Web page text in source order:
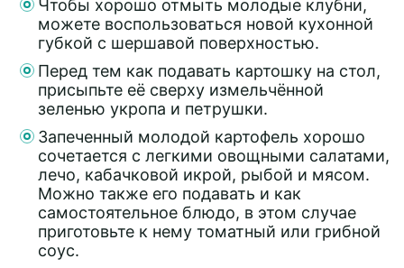
Чтобы хорошо отмыть молодые клубни,
можете воспользоваться новой кухонной
губкой с шершавой поверхностью.
Перед тем как подавать картошку на стол,
присыпьте её сверху измельчённой
зеленью укропа и петрушки.
Запеченный молодой картофель хорошо
сочетается с легкими овощными салатами,
лечо, кабачковой икрой, рыбой и мясом.
Можно также его подавать и как
самостоятельное блюдо, в этом случае
приготовьте к нему томатный или грибной
соус.